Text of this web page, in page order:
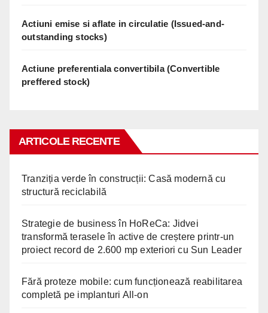
Actiuni emise si aflate in circulatie (Issued-and-
outstanding stocks)
Actiune preferentiala convertibila (Convertible
preffered stock)
ARTICOLE RECENTE
Tranziția verde în construcții: Casă modernă cu
structură reciclabilă
Strategie de business în HoReCa: Jidvei
transformă terasele în active de creștere printr-un
proiect record de 2.600 mp exteriori cu Sun Leader
Fără proteze mobile: cum funcționează reabilitarea
completă pe implanturi All-on